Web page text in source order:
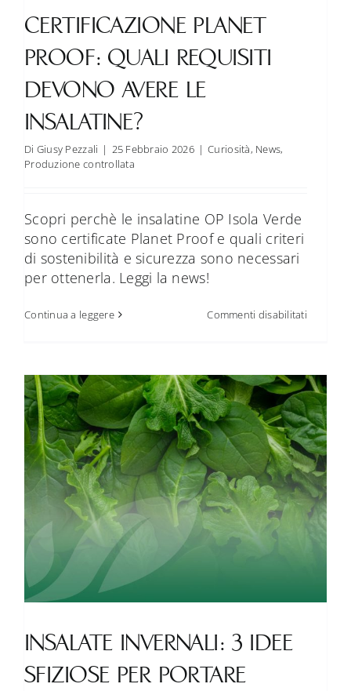
CERTIFICAZIONE PLANET
PROOF: QUALI REQUISITI
DEVONO AVERE LE
INSALATINE?
Di Giusy Pezzali | 25 Febbraio 2026 | Curiosità, News,
Produzione controllata
Scopri perchè le insalatine OP Isola Verde
sono certificate Planet Proof e quali criteri
di sostenibilità e sicurezza sono necessari
per ottenerla. Leggi la news!
Continua a leggere Commenti disabilitati
requisiti
devono
avere
le
INSALATE INVERNALI: 3 IDEE
SFIZIOSE PER PORTARE